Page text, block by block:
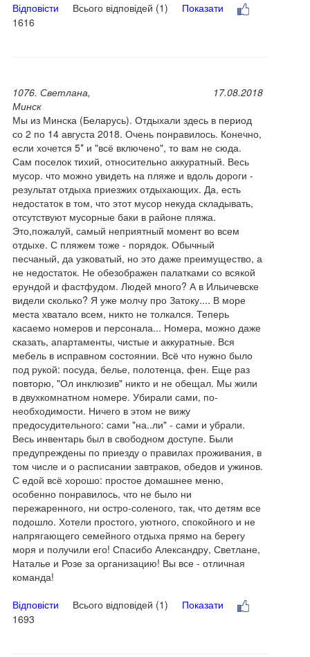
Відповісти Всього відповідей (1) Показати
1616
1076. Светлана,
Минск
17.08.2018
Мы из Минска (Беларусь). Отдыхали здесь в период
со 2 по 14 августа 2018. Очень понравилось. Конечно,
если хочется 5* и "всё включено", то вам не сюда.
Сам поселок тихий, относительно аккуратный. Весь
мусор. что можно увидеть на пляже и вдоль дороги -
результат отдыха приезжих отдыхающих. Да, есть
недостаток в том, что этот мусор некуда складывать,
отсутствуют мусорные баки в районе пляжа.
Это,пожалуй, самый неприятный момент во всем
отдыхе. С пляжем тоже - порядок. Обычный
песчаный, да узковатый, но это даже преимущество, а
не недостаток. Не обезображен палатками со всякой
ерундой и фастфудом. Людей много? А в Ильичевске
видели сколько? Я уже молчу про Затоку.... В море
места хватало всем, никто не толкался. Теперь
касаемо номеров и персонала... Номера, можно даже
сказать, апартаменты, чистые и аккуратные. Вся
мебель в исправном состоянии. Всё что нужно было
под рукой: посуда, белье, полотенца, фен. Еще раз
повторю, "Ол инклюзив" никто и не обещал. Мы жили
в двухкомнатном номере. Убирали сами, по-
необходимости. Ничего в этом не вижу
предосудительного: сами "на..ли" - сами и убрали.
Весь инвентарь был в свободном доступе. Были
предупреждены по приезду о правилах проживания, в
том числе и о расписании завтраков, обедов и ужинов.
С едой всё хорошо: простое домашнее меню,
особенно понравилось, что не было ни
пережаренного, ни остро-соленого, так, что детям все
подошло. Хотели простого, уютного, спокойного и не
напрягающего семейного отдыха прямо на берегу
моря и получили его! Спасибо Александру, Светлане,
Наталье и Розе за организацию! Вы все - отличная
команда!
Відповісти Всього відповідей (1) Показати
1693